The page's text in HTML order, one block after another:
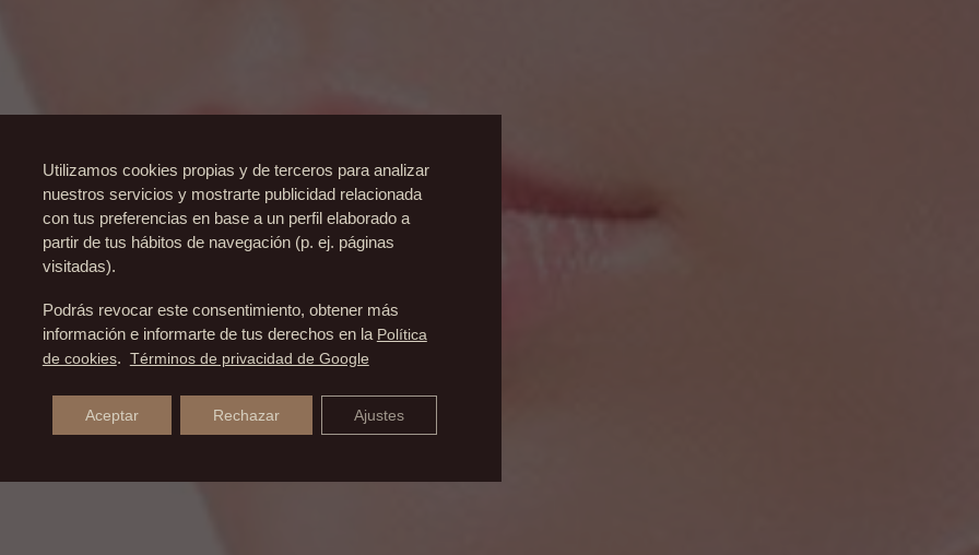
Utilizamos cookies propias y de terceros para analizar
nuestros servicios y mostrarte publicidad relacionada
con tus preferencias en base a un perfil elaborado a
partir de tus hábitos de navegación (p. ej. páginas
visitadas).
Podrás revocar este consentimiento, obtener más
información e informarte de tus derechos en la Política
de cookies. Términos de privacidad de Google
Aceptar Rechazar Ajustes